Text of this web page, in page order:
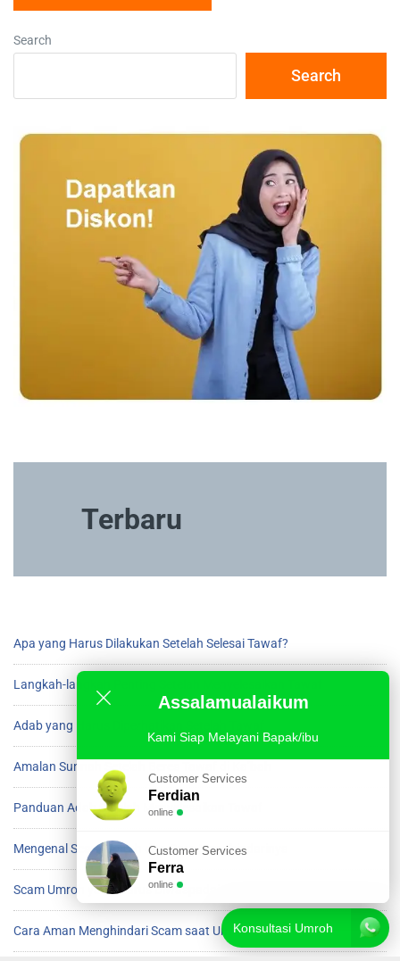
Search
Search
Terbaru
Apa yang Harus Dilakukan Setelah Selesai Tawaf?
Langkah-langkah Penting Setelah Menyelesaikan Tawaf
Adab yang Harus Diperhatikan Setelah Tawaf
Amalan Sunnah Setelah Beres Tawaf di Ka’bah
Panduan Adab Setelah Menyelesaikan Tawaf
Mengenal Scam Umroh dan Cara Menghindarinya
Scam Umroh yang Harus Diwaspadai Jamaah
Cara Aman Menghindari Scam saat UmrohKonsultasi Umroh
Assalamualaikum
Kami Siap Melayani Bapak/ibu
Customer Services
Ferdian
online
Customer Services
Ferra
online